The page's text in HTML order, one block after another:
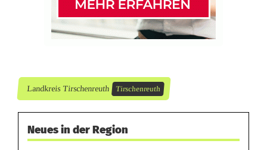
Landkreis Tirschenreuth Tirschenreuth
Neues in der Region